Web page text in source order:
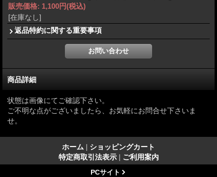
販売価格: 1,100円(税込)
[在庫なし]
返品特約に関する重要事項
商品詳細
状態は画像にてご確認下さい。
ご不明な点がございましたら、お気軽にお問合せ下さいま
せ。
ホーム | ショッピングカート
特定商取引法表示 | ご利用案内
PCサイト